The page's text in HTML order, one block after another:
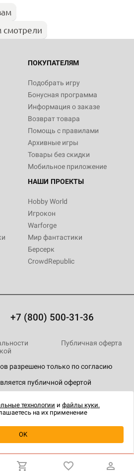
о наличии
смотрели
ПОКУПАТЕЛЯМ
Подобрать игру
Бонусная программа
Информация о заказе
Возврат товара
Помощь с правилами
Архивные игры
Товары без скидки
Мобильное приложение
НАШИ ПРОЕКТЫ
Hobby World
Игрокон
Warforge
Мир фантастики
Берсерк
CrowdRepublic
+7 (800) 500-31-36
разрешено только по согласию
публичной офертой
Публичная оферта
технологии и файлы куки.
на их применение
OK